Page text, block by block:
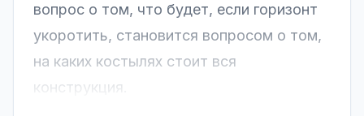
вопрос о том, что будет, если горизонт
укоротить, становится вопросом о том,
на каких костылях стоит вся
конструкция.